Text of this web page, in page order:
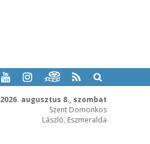
2026. augusztus 8., szombat
Szent Domonkos
László, Eszmeralda